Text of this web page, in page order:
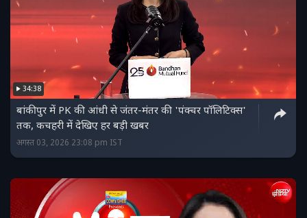
34:38
बांकीपुर में PK की आंधी से जंतर-मंतर की 'पंक्‍चर पॉलिटिक्‍स'
तक, कचहरी में देखिए हर बड़ी खबर
अगस्त 03, 2026 23:08 pm IST